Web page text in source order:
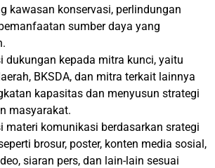
kawasan konservasi, perlindungan
sumber daya yang
dukungan kepada mitra kunci, yaitu
BKSDA, dan mitra terkait lainnya
kapasitas dan menyusun strategi
masyarakat.
materi komunikasi berdasarkan srategi
brosur, poster, konten media sosial,
siaran pers, dan lain-lain sesuai